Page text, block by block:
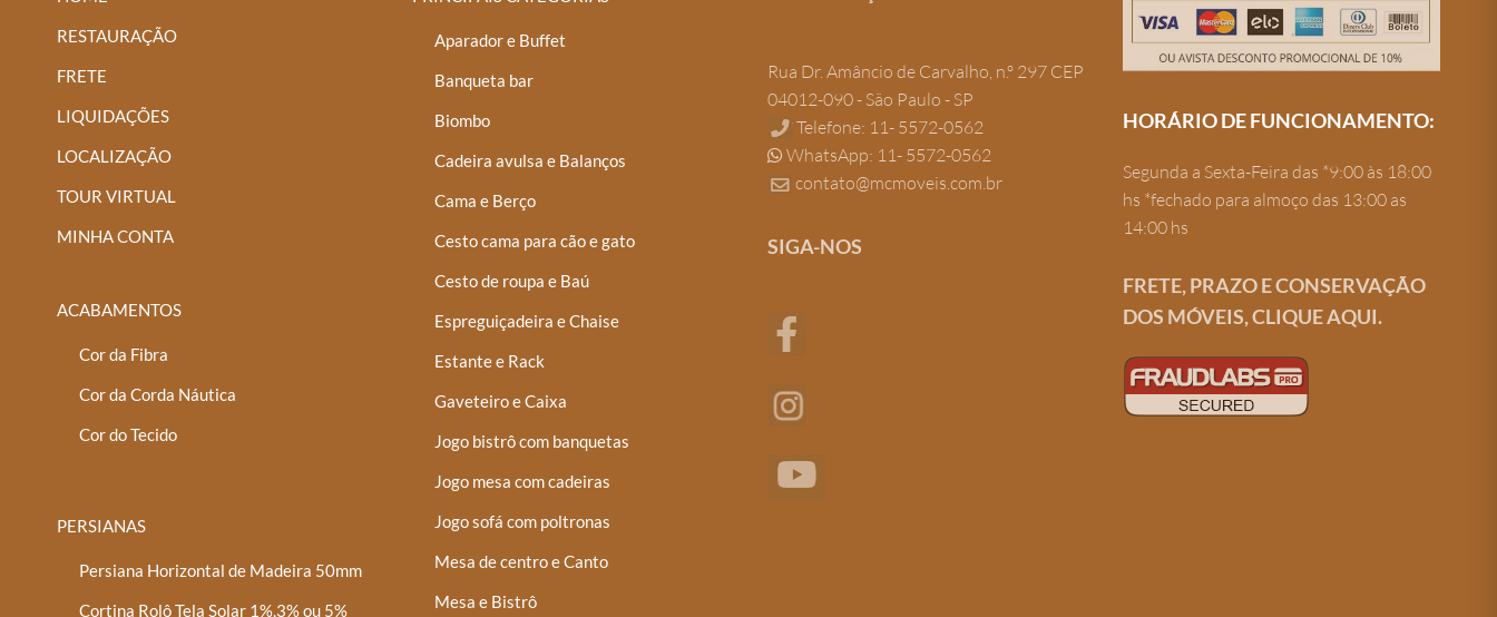
RESTAURAÇÃO
FRETE
LIQUIDAÇÕES
LOCALIZAÇÃO
TOUR VIRTUAL
MINHA CONTA
ACABAMENTOS
Cor da Fibra
Cor da Corda Náutica
Cor do Tecido
PERSIANAS
Persiana Horizontal de Madeira 50mm
Cortina Rolô Tela Solar 1%,3% ou 5%
Aparador e Buffet
Banqueta bar
Biombo
Cadeira avulsa e Balanços
Cama e Berço
Cesto cama para cão e gato
Cesto de roupa e Baú
Espreguiçadeira e Chaise
Estante e Rack
Gaveteiro e Caixa
Jogo bistrô com banquetas
Jogo mesa com cadeiras
Jogo sofá com poltronas
Mesa de centro e Canto
Mesa e Bistrô
Rua Dr. Amâncio de Carvalho, n.º 297 CEP
04012-090 - São Paulo - SP
Telefone: 11- 5572-0562
WhatsApp: 11- 5572-0562
contato@mcmoveis.com.br
SIGA-NOS
HORÁRIO DE FUNCIONAMENTO:
Segunda a Sexta-Feira das *9:00 às 18:00
hs *fechado para almoço das 13:00 as
14:00 hs
FRETE, PRAZO E CONSERVAÇÃO
DOS MÓVEIS, CLIQUE AQUI.